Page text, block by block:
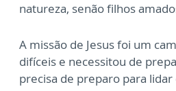
natureza, senão filhos
A missão de Jesus foi um
difíceis e necessitou de
precisa de preparo para